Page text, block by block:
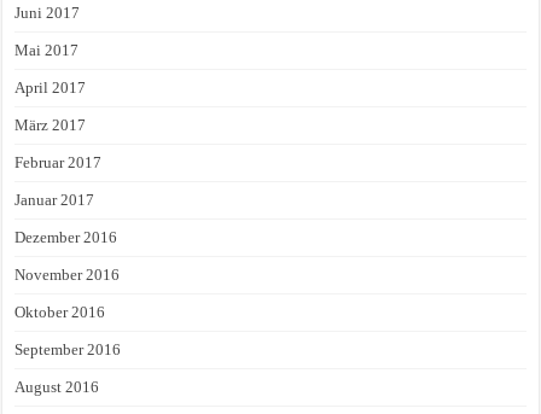
Juni 2017
Mai 2017
April 2017
März 2017
Februar 2017
Januar 2017
Dezember 2016
November 2016
Oktober 2016
September 2016
August 2016